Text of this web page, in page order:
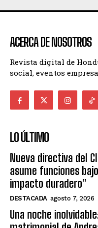
ACERCA DE NOSOTROS
Revista digital de
social, eventos
LO ÚLTIMO
Nueva directiva del
asume funciones
impacto duradero”
DESTACADA agosto 7, 2026
Una noche